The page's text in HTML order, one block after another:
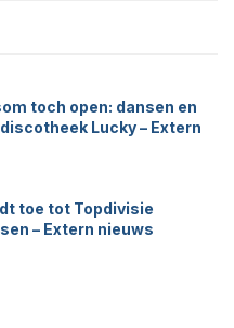
toch open: dansen en
discotheek Lucky – Extern
toe tot Topdivisie
– Extern nieuws